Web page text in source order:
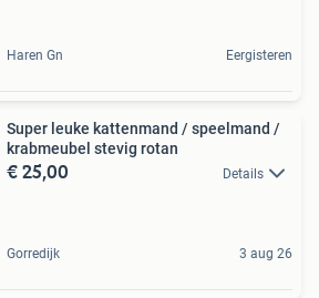
Haren Gn Eergisteren
Super leuke kattenmand / speelmand /
krabmeubel stevig rotan
€ 25,00 Details
Gorredijk 3 aug 26